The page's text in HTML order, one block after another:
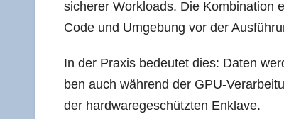
siche­rer Workloads. Die Kom­bi­na­ti­on
Code und Umge­bung vor der
In der Pra­xis bedeu­tet dies: Daten
ben auch wäh­rend der GPU-
der hard­ware­ge­schütz­ten Enklave.